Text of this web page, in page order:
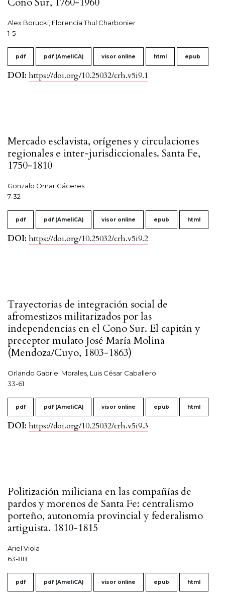
Alex Borucki, Florencia Thul Charbonier
1-5
pdf pdf (AmeliCA) visor online html epub
DOI: https://doi.org/10.25032/crh.v5i9.1
Mercado esclavista, orígenes y circulaciones
regionales e inter-jurisdiccionales. Santa Fe,
1750-1810
Gonzalo Omar Cáceres
7-32
pdf pdf (AmeliCA) visor online epub html
DOI: https://doi.org/10.25032/crh.v5i9.2
Trayectorias de integración social de
afromestizos militarizados por las
independencias en el Cono Sur. El capitán y
preceptor mulato José María Molina
(Mendoza/Cuyo, 1803-1863)
Orlando Gabriel Morales, Luis César Caballero
33-61
pdf pdf (AmeliCA) visor online epub html
DOI: https://doi.org/10.25032/crh.v5i9.3
Politización miliciana en las compañías de
pardos y morenos de Santa Fe: centralismo
porteño, autonomía provincial y federalismo
artiguista. 1810-1815
Ariel Viola
63-88
pdf pdf (AmeliCA) visor online epub html